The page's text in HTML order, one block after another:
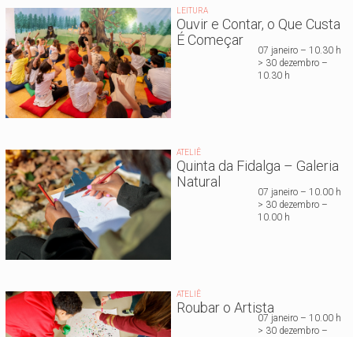
LEITURA
Ouvir e Contar, o Que Custa
É Começar
07 janeiro – 10.30 h
> 30 dezembro –
10.30 h
ATELIÊ
Quinta da Fidalga – Galeria
Natural
07 janeiro – 10.00 h
> 30 dezembro –
10.00 h
ATELIÊ
Roubar o Artista
07 janeiro – 10.00 h
> 30 dezembro –